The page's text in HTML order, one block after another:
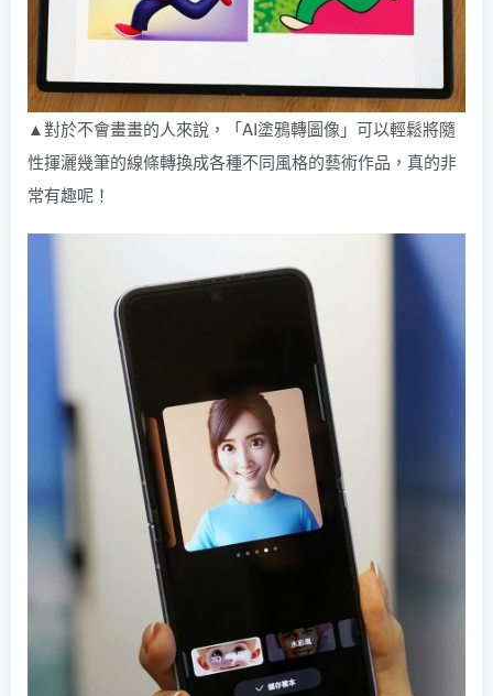
▲對於不會畫畫的人來說，「AI塗鴉轉圖像」可以輕鬆將隨
性揮灑幾筆的線條轉換成各種不同風格的藝術作品，真的非
常有趣呢！